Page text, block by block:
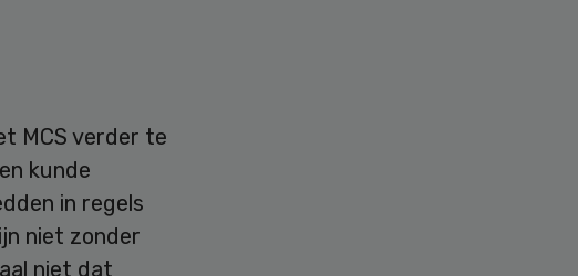
MCS verder te
kunde
in regels
niet zonder
niet dat